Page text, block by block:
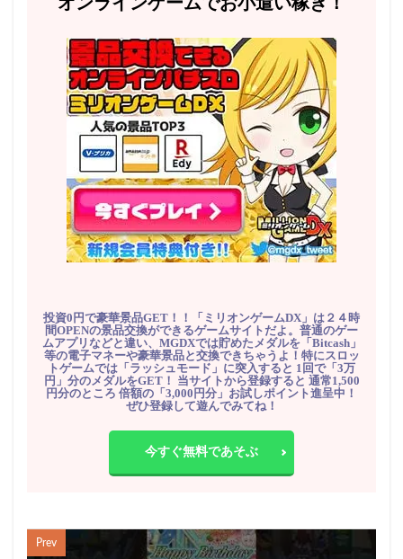
投資0円で豪華景品GET！！「ミリオンゲームDX」は２４時
間OPENの景品交換ができるゲームサイトだよ。普通のゲー
ムアプリなどと違い、MGDXでは貯めたメダルを「Bitcash」
等の電子マネーや豪華景品と交換できちゃうよ！特にスロッ
トゲームでは「ラッシュモード」に突入すると 1回で「3万
円」分のメダルをGET！ 当サイトから登録すると 通常1,500
円分のところ 倍額の「3,000円分」お試しポイント進呈中！
ぜひ登録して遊んでみてね！
今すぐ無料であそぶ
Prev